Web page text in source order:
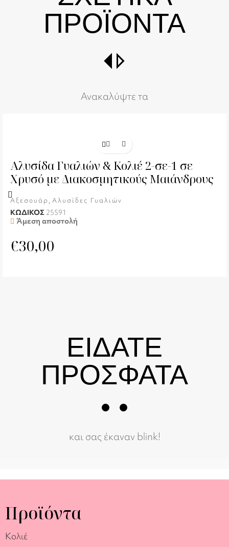
ΠΡΟΪΟΝΤΑ
switch_right
Ανακαλύψτε τα
Αλυσίδα Γυαλιών & Κολιέ 2-σε-1 σε
Χρυσό με Διακοσμητικούς Μαιάνδρους
Αξεσουάρ, Αλυσίδες Γυαλιών
ΚΩΔΙΚΟΣ 25591
Άμεση αποστολή
€30,00
ΕΙΔΑΤΕ
ΠΡΟΣΦΑΤΑ
και σας έκαναν blink!
Προϊόντα
Κολιέ